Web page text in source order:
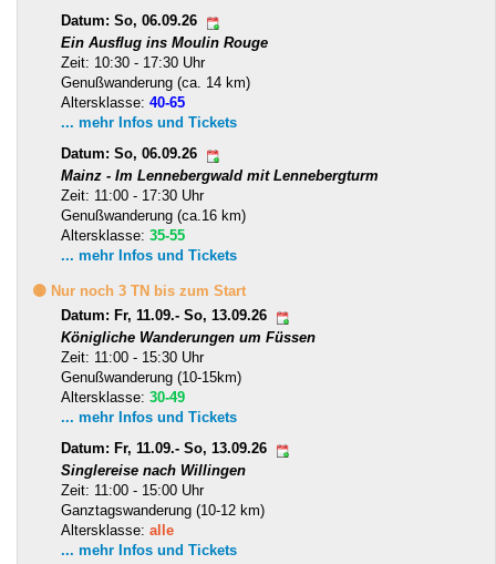
Datum: So, 06.09.26
Ein Ausflug ins Moulin Rouge
Zeit: 10:30 - 17:30 Uhr
Genußwanderung (ca. 14 km)
Altersklasse: 40-65
... mehr Infos und Tickets
Datum: So, 06.09.26
Mainz - Im Lennebergwald mit Lennebergturm
Zeit: 11:00 - 17:30 Uhr
Genußwanderung (ca.16 km)
Altersklasse: 35-55
... mehr Infos und Tickets
🟡 Nur noch 3 TN bis zum Start
Datum: Fr, 11.09.- So, 13.09.26
Königliche Wanderungen um Füssen
Zeit: 11:00 - 15:30 Uhr
Genußwanderung (10-15km)
Altersklasse: 30-49
... mehr Infos und Tickets
Datum: Fr, 11.09.- So, 13.09.26
Singlereise nach Willingen
Zeit: 11:00 - 15:00 Uhr
Ganztagswanderung (10-12 km)
Altersklasse: alle
... mehr Infos und Tickets